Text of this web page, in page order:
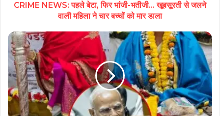
CRIME NEWS: पहले बेटा, फिर भांजी-भतीजी… खूबसूरती से जलने
वाली महिला ने चार बच्चों को मार डाला